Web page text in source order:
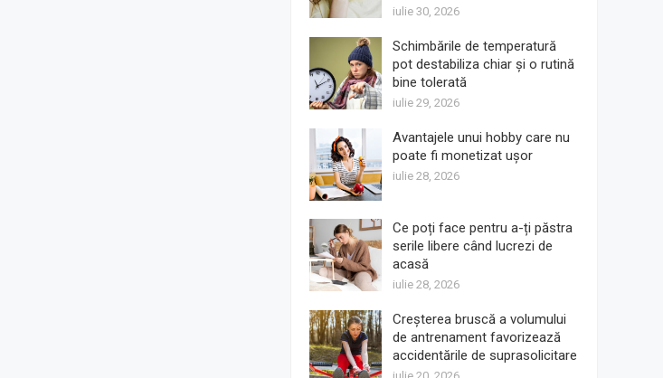
iulie 30, 2026
Schimbările de temperatură
pot destabiliza chiar și o rutină
bine tolerată
iulie 29, 2026
Avantajele unui hobby care nu
poate fi monetizat ușor
iulie 28, 2026
Ce poți face pentru a-ți păstra
serile libere când lucrezi de
acasă
iulie 28, 2026
Creșterea bruscă a volumului
de antrenament favorizează
accidentările de suprasolicitare